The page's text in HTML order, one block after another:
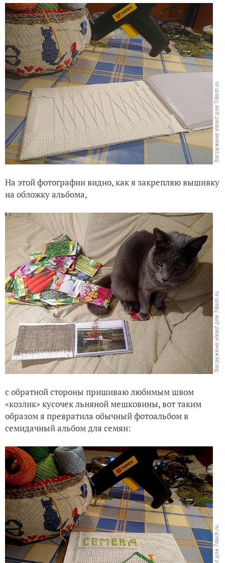
На этой фотографии видно, как я закрепляю вышивку
на обложку альбома,
с обратной стороны пришиваю любимым швом
«козлик» кусочек льняной мешковины, вот таким
образом я превратила обычный фотоальбом в
семидачный альбом для семян: